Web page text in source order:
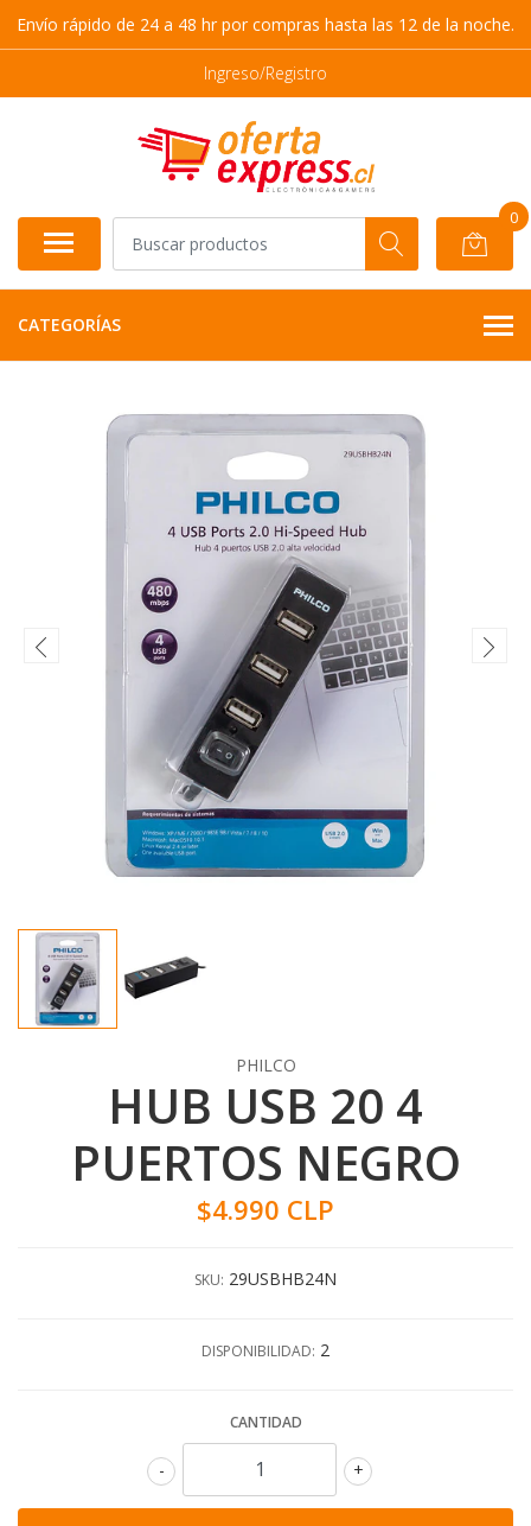
Envío rápido de 24 a 48 hr por compras hasta las 12 de la noche.
Ingreso/Registro
0
CATEGORÍAS
PHILCO
HUB USB 20 4
PUERTOS NEGRO
$4.990 CLP
SKU: 29USBHB24N
DISPONIBILIDAD: 2
CANTIDAD
+
-